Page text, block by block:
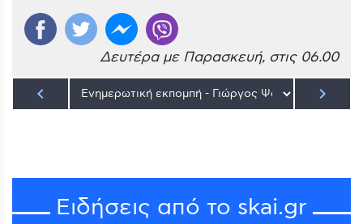
Δευτέρα με Παρασκευή, στις 06.00
keyboard_arrow_left keyboard_arrow_right
Ειδήσεις από το skai.gr